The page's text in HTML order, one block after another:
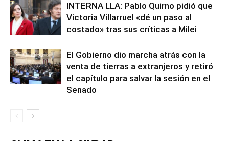
INTERNA LLA: Pablo Quirno pidió que
Victoria Villarruel «dé un paso al
costado» tras sus críticas a Milei
El Gobierno dio marcha atrás con la
venta de tierras a extranjeros y retiró
el capítulo para salvar la sesión en el
Senado